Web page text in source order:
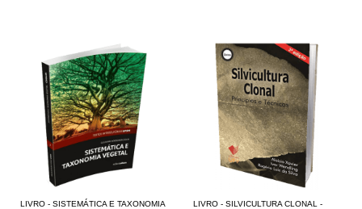
LIVRO - SISTEMÁTICA E TAXONOMIA
LIVRO - SILVICULTURA CLONAL -